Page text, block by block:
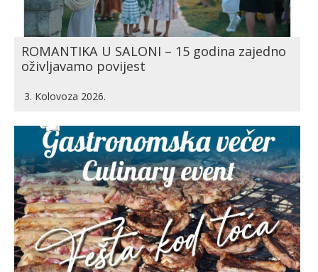
ROMANTIKA U SALONI – 15 godina zajedno
oživljavamo povijest
3. Kolovoza 2026.